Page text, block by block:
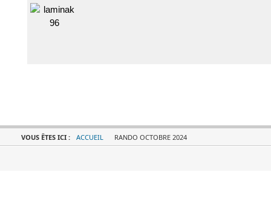
VOUS ÊTES ICI : ACCUEIL RANDO OCTOBRE 2024